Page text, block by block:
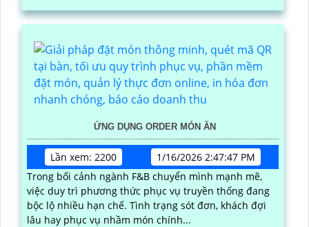
ỨNG DỤNG ORDER MÓN ĂN
Lần xem: 2200
1/16/2026 2:47:47 PM
Trong bối cảnh ngành F&B chuyển mình mạnh mẽ,
việc duy trì phương thức phục vụ truyền thống đang
bộc lộ nhiều hạn chế. Tình trạng sót đơn, khách đợi
lâu hay phục vụ nhầm món chính...